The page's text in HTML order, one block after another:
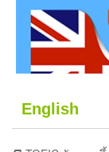
English